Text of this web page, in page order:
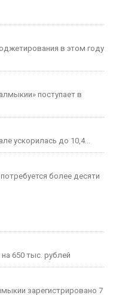
на Фестивале Лотосов.
— 585 лет.
им. А. Амур-Санана,
Чемпион
сборной России по